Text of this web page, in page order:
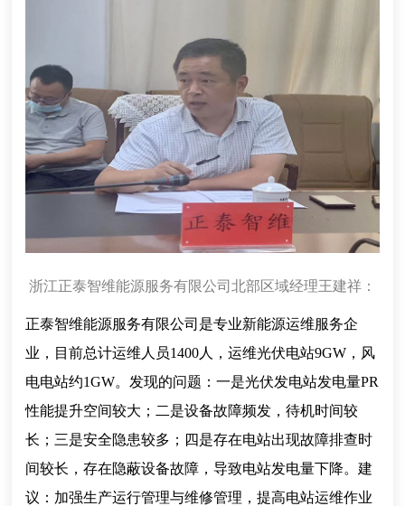
浙江正泰智维能源服务有限公司北部区域经理王建祥：
正泰智维能源服务有限公司是专业新能源运维服务企
业，目前总计运维人员1400人，运维光伏电站9GW，风
电电站约1GW。发现的问题：一是光伏发电站发电量PR
性能提升空间较大；二是设备故障频发，待机时间较
长；三是安全隐患较多；四是存在电站出现故障排查时
间较长，存在隐蔽设备故障，导致电站发电量下降。建
议：加强生产运行管理与维修管理，提高电站运维作业